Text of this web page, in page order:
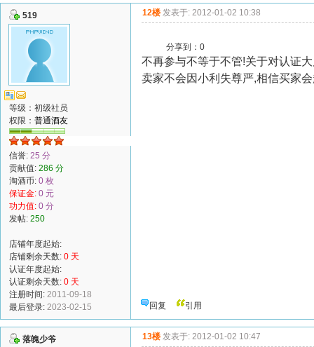
519
等级：初级社员
权限： 普通酒友
信誉: 25 分
贡献值: 286 分
淘酒币: 0 枚
保证金: 0 元
功力值: 0 分
发帖: 250
店铺年度起始:
店铺剩余天数: 0 天
认证年度起始:
认证剩余天数: 0 天
注册时间: 2011-09-18
最后登录: 2023-02-15
12楼 发表于: 2012-01-02 10:38
分享到： 0
不再参与不等于不管!关于对认证
卖家不会因小利失尊严,相信买家
回复 引用
落魄少爷
13楼 发表于: 2012-01-02 10:47